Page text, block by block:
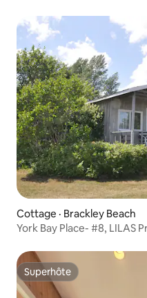
Cottage · Brackley Beach
York Bay Place- #8, LILAS
Superhôte
Superhôte